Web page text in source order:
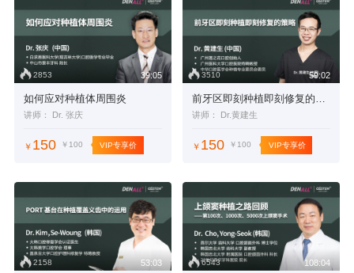
39:05
2853
如何应对种植体周围炎
讲师： Dr. 张庆
￥ 150 ￥100 VIP专享价
59:02
3510
前牙区即刻种植即刻修复的策略
讲师： Dr.黄建生
￥ 150 ￥100 VIP专享价
53:03
2158 108:04
6543